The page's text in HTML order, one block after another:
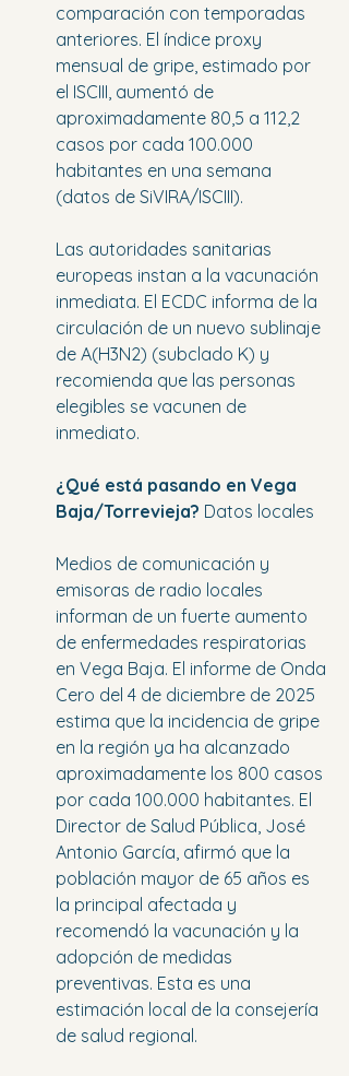
comparación con temporadas
anteriores. El índice proxy
mensual de gripe, estimado por
el ISCIII, aumentó de
aproximadamente 80,5 a 112,2
casos por cada 100.000
habitantes en una semana
(datos de SiVIRA/ISCIII).
Las autoridades sanitarias
europeas instan a la vacunación
inmediata. El ECDC informa de la
circulación de un nuevo sublinaje
de A(H3N2) (subclado K) y
recomienda que las personas
elegibles se vacunen de
inmediato.
¿Qué está pasando en Vega
Baja/Torrevieja? Datos locales
Medios de comunicación y
emisoras de radio locales
informan de un fuerte aumento
de enfermedades respiratorias
en Vega Baja. El informe de Onda
Cero del 4 de diciembre de 2025
estima que la incidencia de gripe
en la región ya ha alcanzado
aproximadamente los 800 casos
por cada 100.000 habitantes. El
Director de Salud Pública, José
Antonio García, afirmó que la
población mayor de 65 años es
la principal afectada y
recomendó la vacunación y la
adopción de medidas
preventivas. Esta es una
estimación local de la consejería
de salud regional.